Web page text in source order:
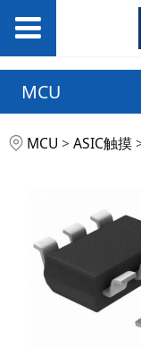
MCU
MCU >ASIC触摸